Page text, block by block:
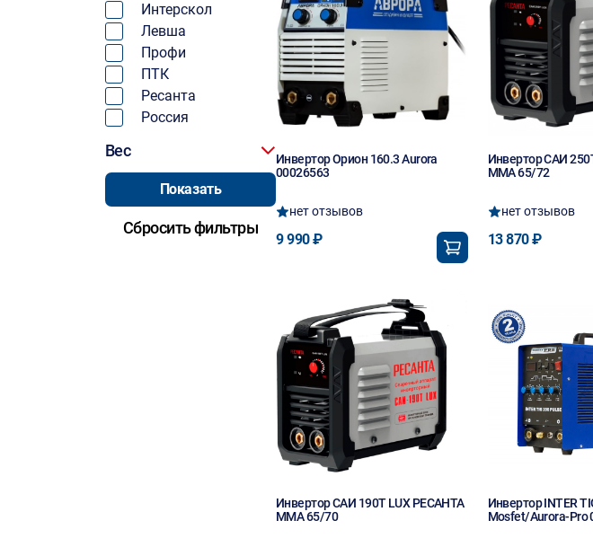
Интерскол
Левша
Профи
ПТК
Ресанта
Россия
Вес
Инвертор Орион 160.3 Aurora
00026563
нет отзывов
9 990 ₽
Инвертор САИ
MMA 65/72
нет отзывов
13 870 ₽
Инвертор САИ 190Т LUX РЕСАНТА
MMA 65/70
Инвертор INTER
Mosfet/Aurora-Pro